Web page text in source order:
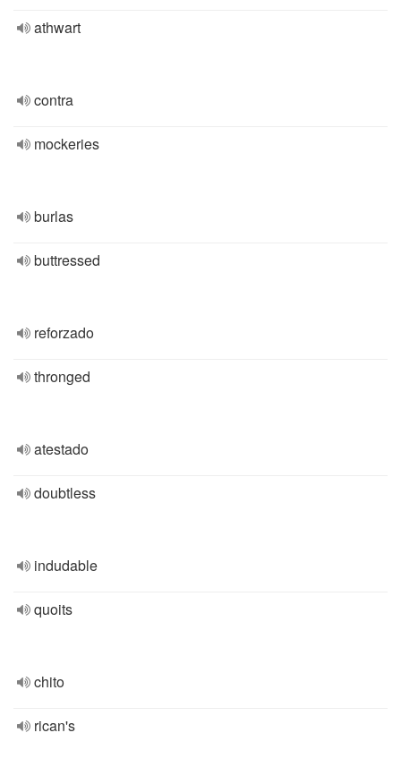
athwart
contra
mockeries
burlas
buttressed
reforzado
thronged
atestado
doubtless
indudable
quoits
chito
rican's